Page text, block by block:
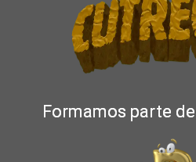
Formamos parte